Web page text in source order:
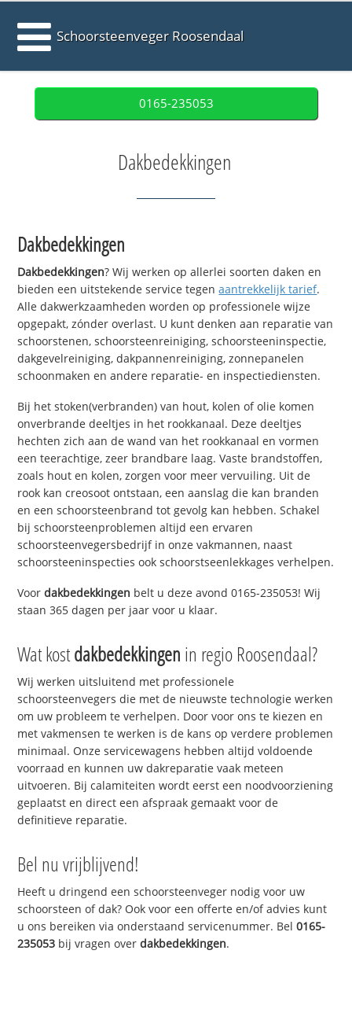
Schoorsteenveger Roosendaal
0165-235053
Dakbedekkingen
Dakbedekkingen
Dakbedekkingen? Wij werken op allerlei soorten daken en
bieden een uitstekende service tegenaantrekkelijk tarief.
Alle dakwerkzaamheden worden op professionele wijze
opgepakt, zónder overlast. U kunt denken aan reparatie van
schoorstenen, schoorsteenreiniging, schoorsteeninspectie,
dakgevelreiniging, dakpannenreiniging, zonnepanelen
schoonmaken en andere reparatie- en inspectiediensten.
Bij het stoken(verbranden) van hout, kolen of olie komen
onverbrande deeltjes in het rookkanaal. Deze deeltjes
hechten zich aan de wand van het rookkanaal en vormen
een teerachtige, zeer brandbare laag. Vaste brandstoffen,
zoals hout en kolen, zorgen voor meer vervuiling. Uit de
rook kan creosoot ontstaan, een aanslag die kan branden
en een schoorsteenbrand tot gevolg kan hebben. Schakel
bij schoorsteenproblemen altijd een ervaren
schoorsteenvegersbedrijf in onze vakmannen, naast
schoorsteeninspecties ook schoorstseenlekkages verhelpen.
Voordakbedekkingen belt u deze avond 0165-235053! Wij
staan 365 dagen per jaar voor u klaar.
Wat kostdakbedekkingen in regio Roosendaal?
Wij werken uitsluitend met professionele
schoorsteenvegers die met de nieuwste technologie werken
om uw probleem te verhelpen. Door voor ons te kiezen en
met vakmensen te werken is de kans op verdere problemen
minimaal. Onze servicewagens hebben altijd voldoende
voorraad en kunnen uw dakreparatie vaak meteen
uitvoeren. Bij calamiteiten wordt eerst een noodvoorziening
geplaatst en direct een afspraak gemaakt voor de
definitieve reparatie.
Bel nu vrijblijvend!
Heeft u dringend een schoorsteenveger nodig voor uw
schoorsteen of dak? Ook voor een offerte en/of advies kunt
u ons bereiken via onderstaand servicenummer. Bel0165-
235053 bij vragen overdakbedekkingen.